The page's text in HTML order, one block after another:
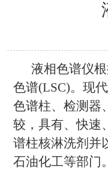
液相色谱仪根
色谱(LSC)。现
色谱柱、检测器
较，具有、快速
谱柱核淋洗剂并
石油化工等部门